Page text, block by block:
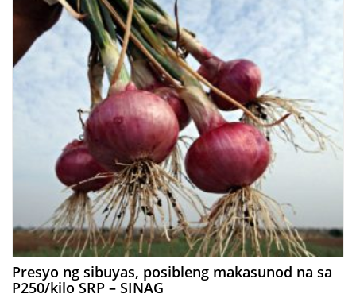
Presyo ng sibuyas, posibleng makasunod na sa
P250/kilo SRP – SINAG